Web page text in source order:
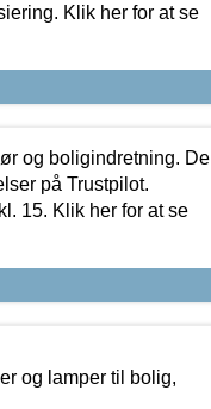
Klik her for at se
og boligindretning. De
på Trustpilot.
15. Klik her for at se
og lamper til bolig,